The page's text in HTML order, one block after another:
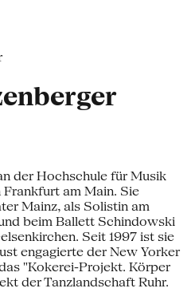
der Hochschule für Musik
am Main. Sie
Mainz, als Solistin am
beim Ballett Schindowski
Seit 1997 ist sie
engagierte der New Yorker
"Kokerei-Projekt. Körper
der Tanzlandschaft Ruhr.